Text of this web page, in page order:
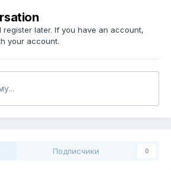
later. If you have an account,
your account.
Подписчики 0